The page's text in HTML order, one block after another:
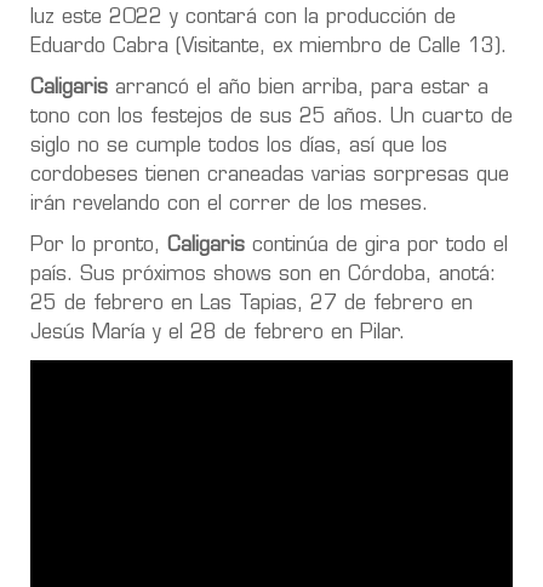
luz este 2022 y contará con la producción de
Eduardo Cabra (Visitante, ex miembro de Calle 13).
Caligaris arrancó el año bien arriba, para estar a
tono con los festejos de sus 25 años. Un cuarto de
siglo no se cumple todos los días, así que los
cordobeses tienen craneadas varias sorpresas que
irán revelando con el correr de los meses.
Por lo pronto, Caligaris continúa de gira por todo el
país. Sus próximos shows son en Córdoba, anotá:
25 de febrero en Las Tapias, 27 de febrero en
Jesús María y el 28 de febrero en Pilar.